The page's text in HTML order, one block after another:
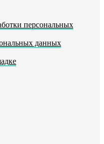
персональных
данных